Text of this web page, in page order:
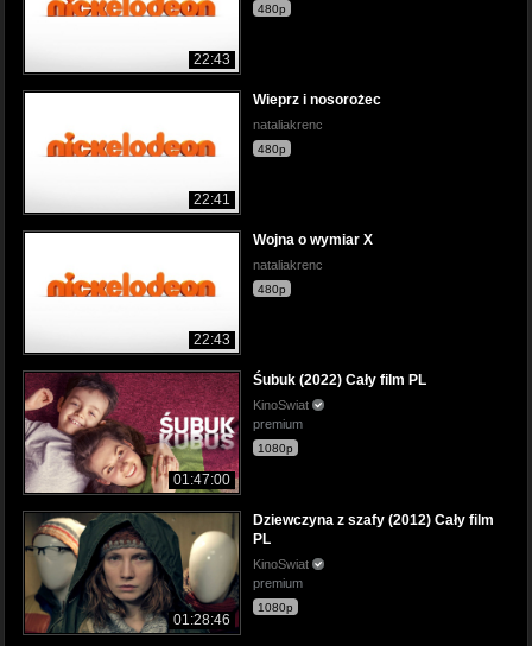
22:43
480p
22:41
Wieprz i nosorożec
nataliakrenc
480p
22:43
Wojna o wymiar X
nataliakrenc
480p
01:47:00
Śubuk (2022) Cały film PL
KinoSwiat
premium
1080p
01:28:46
Dziewczyna z szafy (2012) Cały film
PL
KinoSwiat
premium
1080p